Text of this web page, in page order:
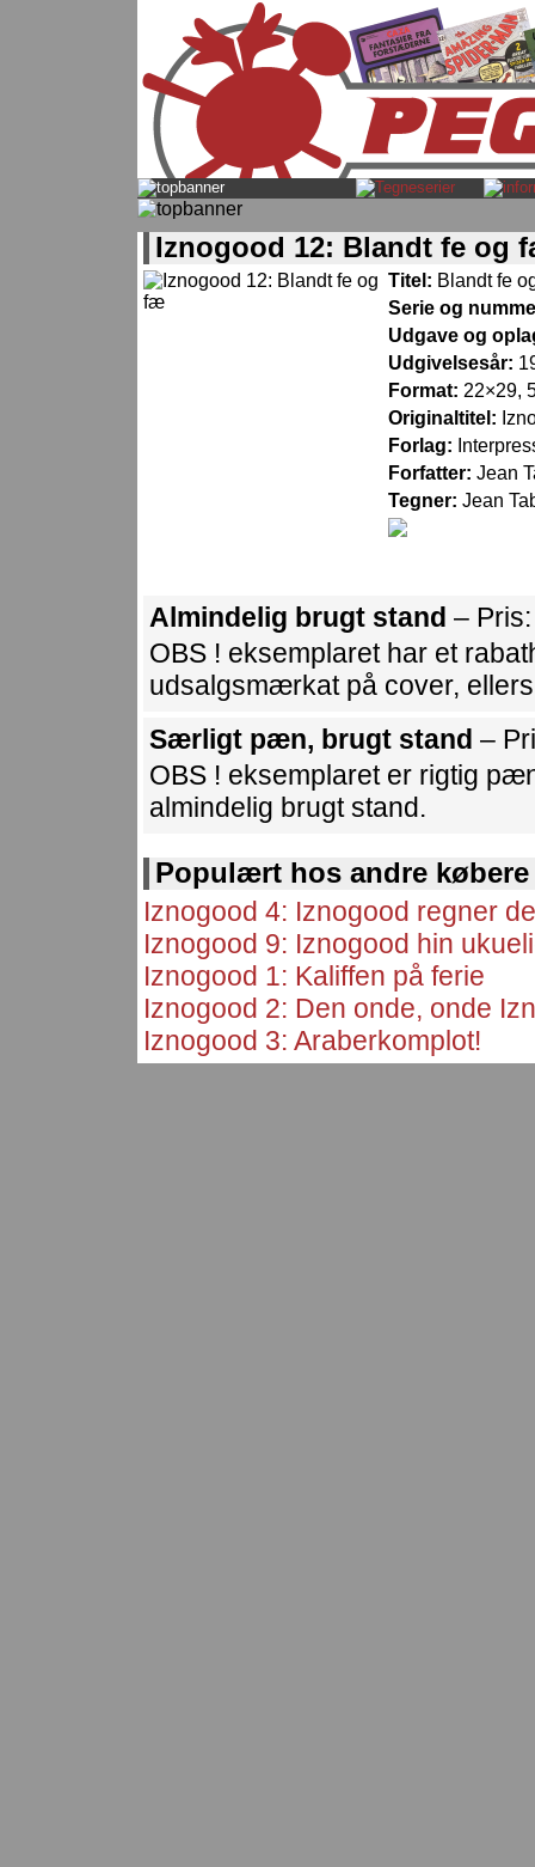
Iznogood 12: Blandt fe og
Titel: Blandt fe
Serie og
Udgave og
Udgivelsesår:
Format: 22×29,
Originaltitel:
Forlag:
Forfatter: Jean
Tegner: Jean
Almindelig brugt stand –
OBS ! eksemplaret har et
udsalgsmærkat på cover,
Særligt pæn, brugt stand –
OBS ! eksemplaret er rigtig
almindelig brugt stand.
Populært hos andre købere
Iznogood 4: Iznogood regner
Iznogood 9: Iznogood hin
Iznogood 1: Kaliffen på ferie
Iznogood 2: Den onde, onde
Iznogood 3: Araberkomplot!